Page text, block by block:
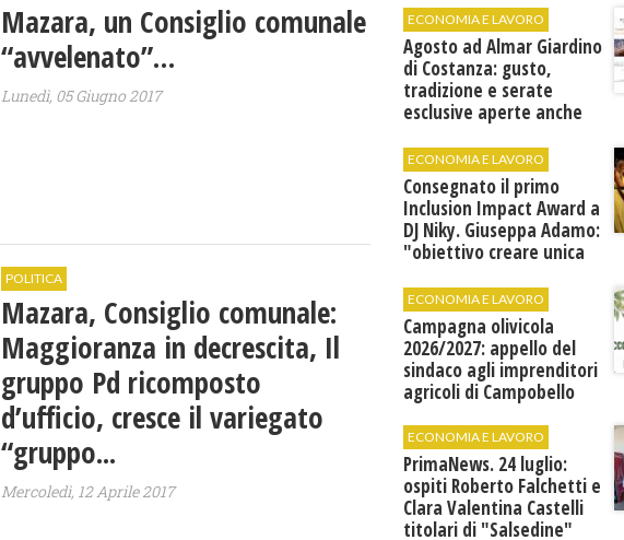
Mazara, un Consiglio comunale
“avvelenato”…
Lunedì, 05 Giugno 2017
POLITICA
Mazara, Consiglio comunale:
Maggioranza in decrescita, Il
gruppo Pd ricomposto
d’ufficio, cresce il variegato
“gruppo...
Mercoledì, 12 Aprile 2017
ECONOMIA E LAVORO
Agosto ad Almar Giardino
di Costanza: gusto,
tradizione e serate
esclusive aperte anche
ECONOMIA E LAVORO
Consegnato il primo
Inclusion Impact Award a
DJ Niky. Giuseppa Adamo:
"obiettivo creare unica
ECONOMIA E LAVORO
Campagna olivicola
2026/2027: appello del
sindaco agli imprenditori
agricoli di Campobello
ECONOMIA E LAVORO
PrimaNews. 24 luglio:
ospiti Roberto Falchetti e
Clara Valentina Castelli
titolari di "Salsedine"